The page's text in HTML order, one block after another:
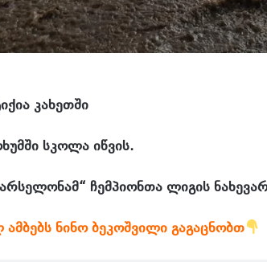
კახეთში
სკოლა იწვის.
ჩემპიონთა ლიგის
ამბებს ნინო ბეკოშვილი გაგაცნობთ